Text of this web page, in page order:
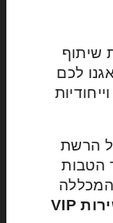
שיתוף
לכם
הרשת
הטבות
המכללה
VIP